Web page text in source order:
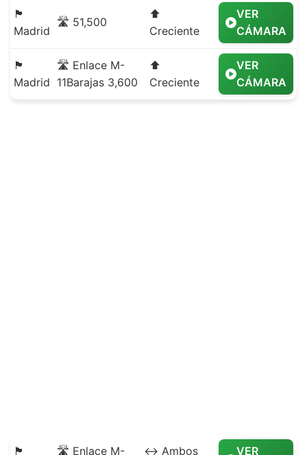
🏴
Madrid
🛣️ 51,500
⬆️
Creciente
VER
CÁMARA
🏴
Madrid
🛣️ Enlace M-
11Barajas 3,600
⬆️
Creciente
VER
CÁMARA
🏴 🛣️ Enlace M- ↔️ Ambos VER